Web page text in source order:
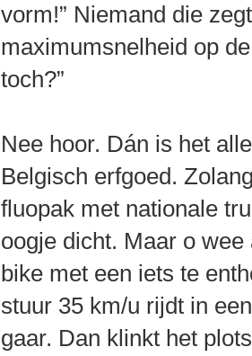
vorm!” Niemand die
maximumsnelheid op
toch?”
Nee hoor. Dán is het
Belgisch erfgoed.
fluopak met nationale
oogje dicht. Maar o
bike met een iets te
stuur 35 km/u rijdt in
gaar. Dan klinkt het